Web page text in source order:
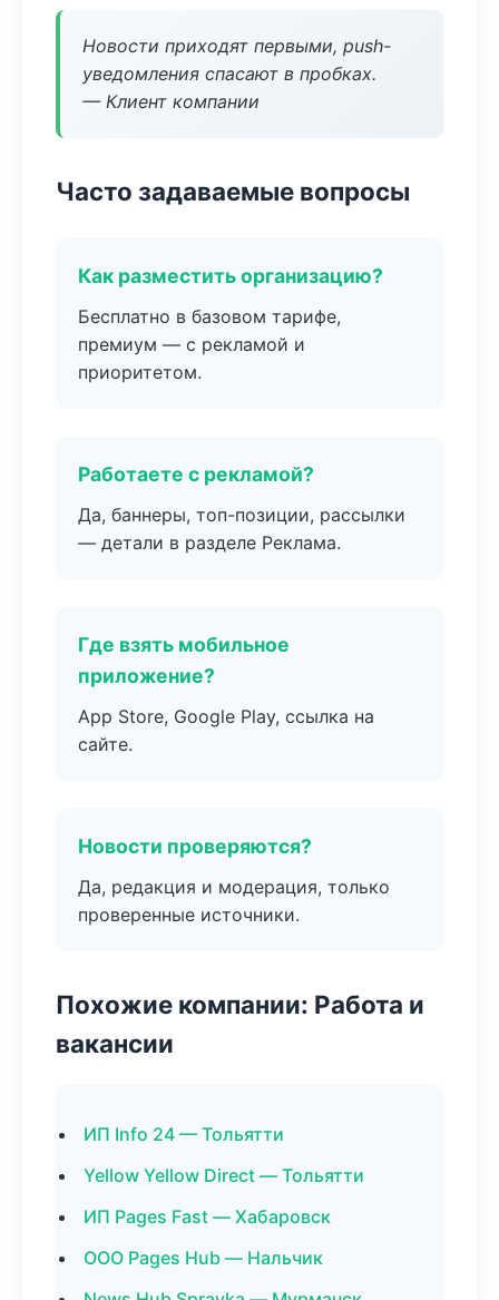
Новости приходят первыми, push-
уведомления спасают в пробках.
— Клиент компании
Часто задаваемые вопросы
Как разместить организацию?
Бесплатно в базовом тарифе,
премиум — с рекламой и
приоритетом.
Работаете с рекламой?
Да, баннеры, топ-позиции, рассылки
— детали в разделе Реклама.
Где взять мобильное
приложение?
App Store, Google Play, ссылка на
сайте.
Новости проверяются?
Да, редакция и модерация, только
проверенные источники.
Похожие компании: Работа и
вакансии
ИП Info 24 — Тольятти
Yellow Yellow Direct — Тольятти
ИП Pages Fast — Хабаровск
ООО Pages Hub — Нальчик